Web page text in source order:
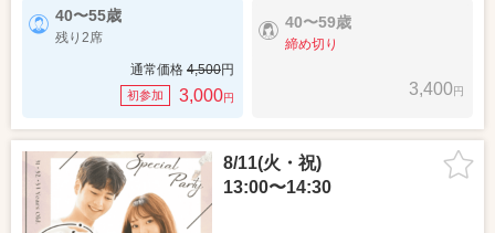
40〜55歳
残り2席
通常価格 4,500円
初参加 3,000円
40〜59歳
締め切り
3,400円
8/11(火・祝)
13:00〜14:30